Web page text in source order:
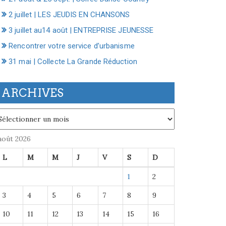
2 juillet | LES JEUDIS EN CHANSONS
3 juillet au14 août | ENTREPRISE JEUNESSE
Rencontrer votre service d’urbanisme
31 mai | Collecte La Grande Réduction
ARCHIVES
2026
L M M J V S D
1 2
3 4 5 6 7 8 9
10 11 12 13 14 15 16